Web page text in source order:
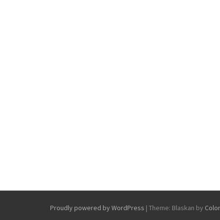
Proudly powered by WordPress | Theme: Blaskan by